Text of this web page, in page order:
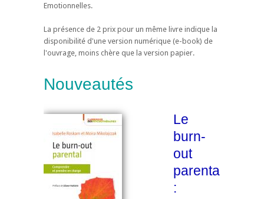
Emotionnelles.
La présence de 2 prix pour un même livre indique la
disponibilité d'une version numérique (e-book) de
l'ouvrage, moins chère que la version papier.
Nouveautés
Le
burn-
out
parental
: